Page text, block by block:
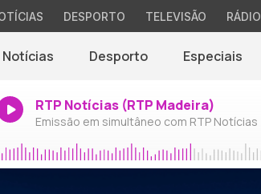
DESPORTO TELEVISÃO RÁDIO
Notícias Desporto Especiais
RTP Notícias (RTP Madeira)
Emissão em simultâneo com RTP Notícias